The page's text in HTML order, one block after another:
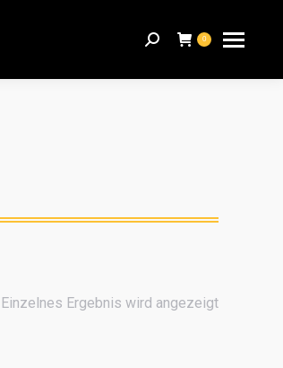
Search: 0
Einzelnes Ergebnis wird angezeigt